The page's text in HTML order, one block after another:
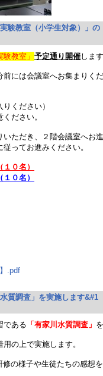
験教室（小学生対象）」の
教室」 予定通り開催しま
には会議室へお集まりくだ
ください）
ださい。
ただき、２階会議室へお進
てお進みください。
０名）
０名）
.pdf
質調査」を実施します&#1
である 「有家川水質調査」
の上で実施します。
の様子や生徒たちの感想を